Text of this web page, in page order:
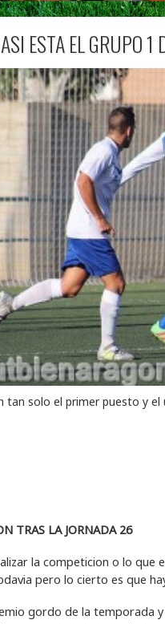
ASI ESTA EL GRUPO 1
tan solo el primer puesto y
TRAS LA JORNADA 26
la competicion o lo
pero lo cierto es que
gordo de la temporada